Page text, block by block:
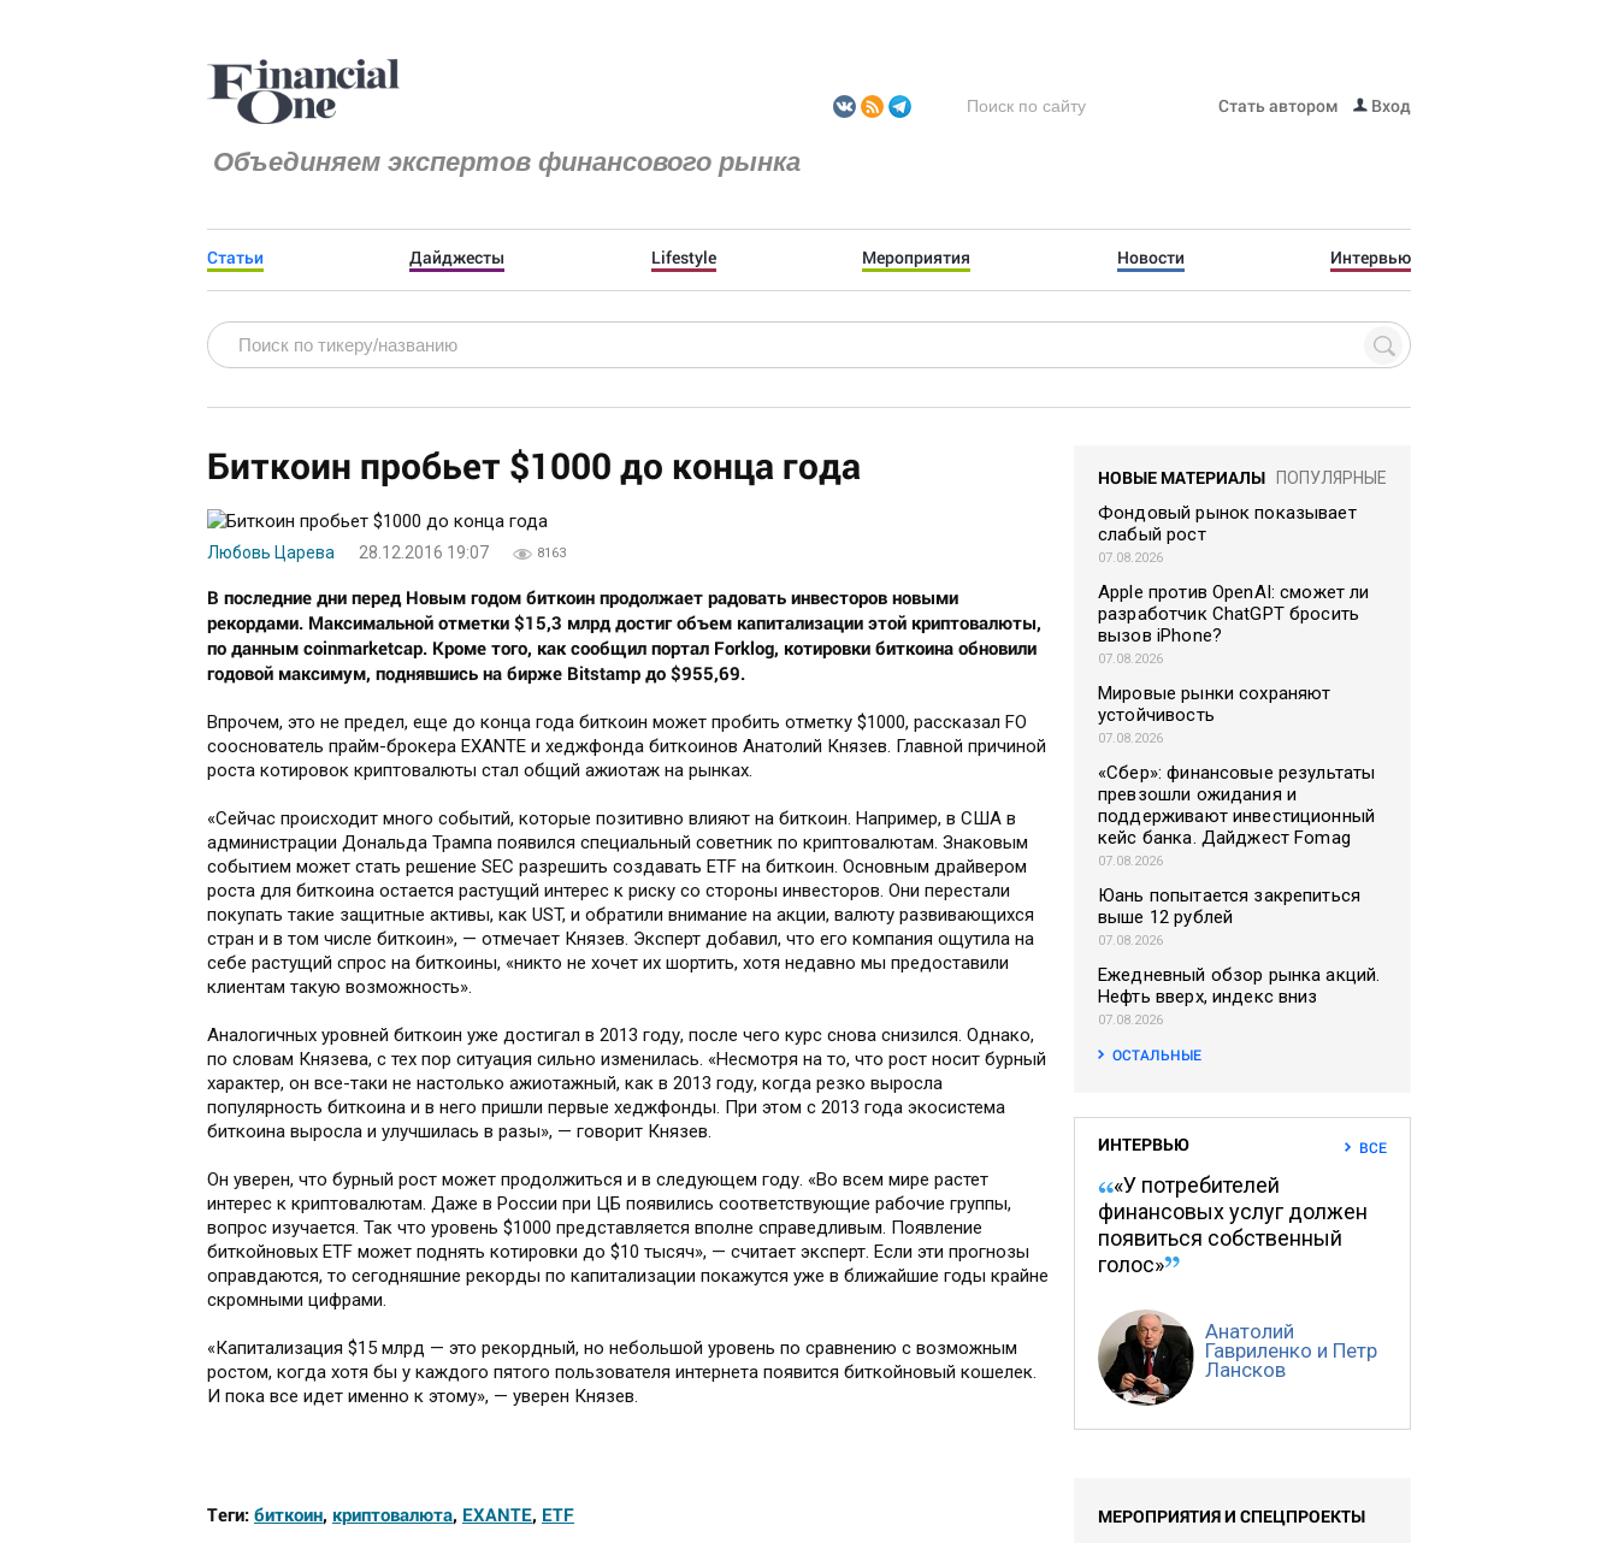
Объединяем экспертов финансового рынка
Стать автором Вход
Статьи Дайджесты Lifestyle Мероприятия Новости Интервью
Биткоин пробьет $1000 до конца года
Любовь Царева 28.12.2016 19:07 8163
В последние дни перед Новым годом биткоин продолжает радовать инвесторов новыми
рекордами. Максимальной отметки $15,3 млрд достиг объем капитализации этой криптовалюты,
по данным coinmarketcap. Кроме того, как сообщил портал Forklog, котировки биткоина обновили
годовой максимум, поднявшись на бирже Bitstamp до $955,69.
Впрочем, это не предел, еще до конца года биткоин может пробить отметку $1000, рассказал FO
сооснователь прайм-брокера EXANTE и хеджфонда биткоинов Анатолий Князев. Главной причиной
роста котировок криптовалюты стал общий ажиотаж на рынках.
«Сейчас происходит много событий, которые позитивно влияют на биткоин. Например, в США в
администрации Дональда Трампа появился специальный советник по криптовалютам. Знаковым
событием может стать решение SEC разрешить создавать ETF на биткоин. Основным драйвером
роста для биткоина остается растущий интерес к риску со стороны инвесторов. Они перестали
покупать такие защитные активы, как UST, и обратили внимание на акции, валюту развивающихся
стран и в том числе биткоин», — отмечает Князев. Эксперт добавил, что его компания ощутила на
себе растущий спрос на биткоины, «никто не хочет их шортить, хотя недавно мы предоставили
клиентам такую возможность».
Аналогичных уровней биткоин уже достигал в 2013 году, после чего курс снова снизился. Однако,
по словам Князева, с тех пор ситуация сильно изменилась. «Несмотря на то, что рост носит бурный
характер, он все-таки не настолько ажиотажный, как в 2013 году, когда резко выросла
популярность биткоина и в него пришли первые хеджфонды. При этом с 2013 года экосистема
биткоина выросла и улучшилась в разы», — говорит Князев.
Он уверен, что бурный рост может продолжиться и в следующем году. «Во всем мире растет
интерес к криптовалютам. Даже в России при ЦБ появились соответствующие рабочие группы,
вопрос изучается. Так что уровень $1000 представляется вполне справедливым. Появление
биткойновых ETF может поднять котировки до $10 тысяч», — считает эксперт. Если эти прогнозы
оправдаются, то сегодняшние рекорды по капитализации покажутся уже в ближайшие годы крайне
скромными цифрами.
«Капитализация $15 млрд — это рекордный, но небольшой уровень по сравнению с возможным
ростом, когда хотя бы у каждого пятого пользователя интернета появится биткойновый кошелек.
И пока все идет именно к этому», — уверен Князев.
Теги: биткоин, криптовалюта, EXANTE, ETF
НОВЫЕ МАТЕРИАЛЫ ПОПУЛЯРНЫЕ
Фондовый рынок показывает
слабый рост
07.08.2026
Apple против OpenAI: сможет ли
разработчик ChatGPT бросить
вызов iPhone?
07.08.2026
Мировые рынки сохраняют
устойчивость
07.08.2026
«Сбер»: финансовые результаты
превзошли ожидания и
поддерживают инвестиционный
кейс банка. Дайджест Fomag
07.08.2026
Юань попытается закрепиться
выше 12 рублей
07.08.2026
Ежедневный обзор рынка акций.
Нефть вверх, индекс вниз
07.08.2026
ОСТАЛЬНЫЕ
ИНТЕРВЬЮ ВСЕ
«У потребителей
финансовых услуг должен
появиться собственный
голос»
Анатолий
Гавриленко и Петр
Лансков
МЕРОПРИЯТИЯ И СПЕЦПРОЕКТЫ